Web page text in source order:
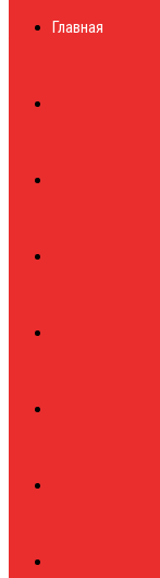
журналГлавная